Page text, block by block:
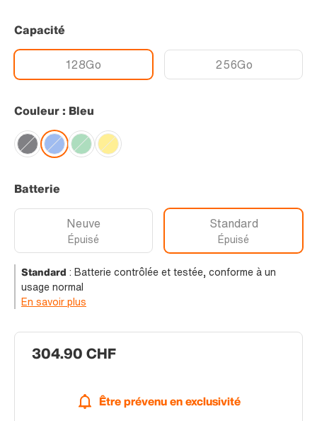
304.90 CHF
Être prévenu en exclusivité
Capacité
128Go 256Go
Couleur : Bleu
Batterie
Neuve
Épuisé
Standard
Épuisé
Standard : Batterie contrôlée et testée, conforme à un
usage normal
En savoir plus